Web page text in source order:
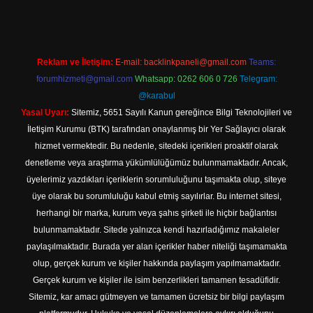
Reklam ve İletişim: E-mail: backlinkpaneli@gmail.com Teams:
forumhizmeti@gmail.com Whatsapp: 0262 606 0 726 Telegram:
@karabul
Yasal Uyarı: Sitemiz, 5651 Sayılı Kanun gereğince Bilgi Teknolojileri ve
İletişim Kurumu (BTK) tarafından onaylanmış bir Yer Sağlayıcı olarak
hizmet vermektedir. Bu nedenle, sitedeki içerikleri proaktif olarak
denetleme veya araştırma yükümlülüğümüz bulunmamaktadır. Ancak,
üyelerimiz yazdıkları içeriklerin sorumluluğunu taşımakta olup, siteye
üye olarak bu sorumluluğu kabul etmiş sayılırlar. Bu internet sitesi,
herhangi bir marka, kurum veya şahıs şirketi ile hiçbir bağlantısı
bulunmamaktadır. Sitede yalnızca kendi hazırladığımız makaleler
paylaşılmaktadır. Burada yer alan içerikler haber niteliği taşımamakta
olup, gerçek kurum ve kişiler hakkında paylaşım yapılmamaktadır.
Gerçek kurum ve kişiler ile isim benzerlikleri tamamen tesadüfidir.
Sitemiz, kar amacı gütmeyen ve tamamen ücretsiz bir bilgi paylaşım